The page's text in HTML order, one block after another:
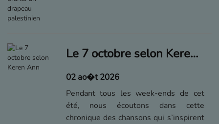
Le 7 octobre selon Keren Ann
02 ao�t 2026
Pendant tous les week-ends de cet
été, nous écoutons dans cette
chronique des chansons qui s’inspirent